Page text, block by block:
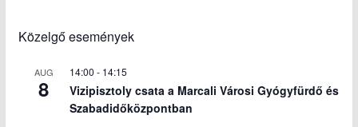
Közelgő események
AUG
8
14:00 - 14:15
Vizipisztoly csata a Marcali Városi Gyógyfürdő és
Szabadidőközpontban